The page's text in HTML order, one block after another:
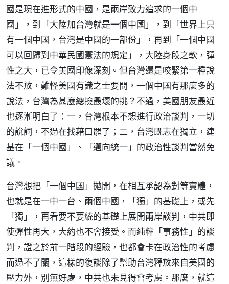
國是現在進形式的中國，是兩岸致力追求的一個中
國」，到「大陸加台灣就是一個中國」，到「世界上只
有一個中國，台灣是中國的一部份」，再到「一個中國
可以回歸到中華民國憲法的規定」，大陸身段之軟，彈
性之大，已令美國印像深刻。但台灣還是咬緊第一種說
法不放，難怪美國有識之士要問，一個中國有那麼多的
說法，台灣為甚麼總撿最壞的挑？不過，美國朋友最近
也逐漸明白了：一，台灣根本不想進行政治談判，一切
的說詞，不過在找藉口罷了；二，台灣既志在獨立，建
基在「一個中國」、「邁向統一」的政治性談判當然免
議。
台灣想把「一個中國」拋開，在相互承認為對等實體，
也就是在一中一台、兩個中國，「獨」的基礎上，或先
「獨」，再看要不要統的基礎上展開兩岸談判，中共即
使彈性再大，大約也不會接受。而純粹「事務性」的談
判，證之於前一階段的經驗，也都會卡在政治性的考慮
而過不了關，這樣的復談除了幫助台灣釋放來自美國的
壓力外，別無好處，中共也未見得會考慮。那麼，就這